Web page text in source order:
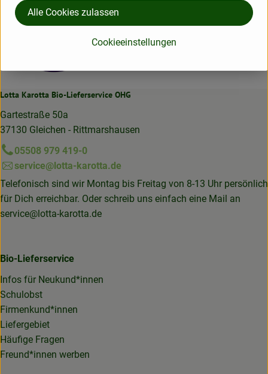
Lotta Karotta Bio-Lieferservice OHG
Gartestraße 50a
37130 Gleichen - Rittmarshausen
05508 979 419-0
service@lotta-karotta.de
Telefonisch sind wir Montag bis Freitag von 8-13 Uhr persönlich
für Dich erreichbar. Oder schreib uns einfach eine Mail an
service@lotta-karotta.de
Bio-Lieferservice
Infos für Neukund*innen
Schulobst
Firmenkund*innen
Liefergebiet
Häufige Fragen
Freund*innen werben
Cookieeinstellungen
Alle Cookies zulassen